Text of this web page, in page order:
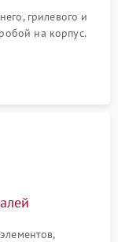
грилевого и
на корпус.